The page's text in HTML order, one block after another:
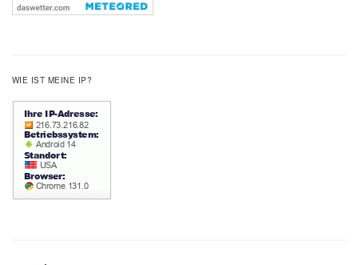
WIE IST MEINE IP?